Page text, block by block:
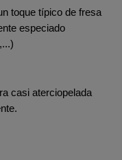
toque típico de fresa
especiado
casi aterciopelada